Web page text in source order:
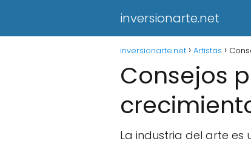
inversionarte.net
inversionarte.net Artistas
Consejos
La industria del arte es